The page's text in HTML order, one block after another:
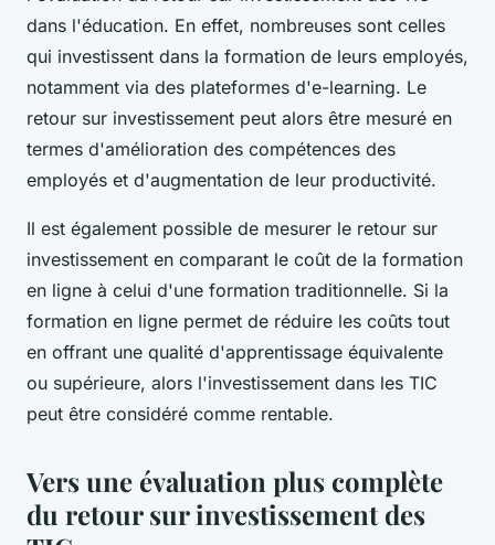
dans l'éducation. En effet, nombreuses sont celles
qui investissent dans la formation de leurs employés,
notamment via des plateformes d'e-learning. Le
retour sur investissement peut alors être mesuré en
termes d'amélioration des compétences des
employés et d'augmentation de leur productivité.
Il est également possible de mesurer le retour sur
investissement en comparant le coût de la formation
en ligne à celui d'une formation traditionnelle. Si la
formation en ligne permet de réduire les coûts tout
en offrant une qualité d'apprentissage équivalente
ou supérieure, alors l'investissement dans les TIC
peut être considéré comme rentable.
Vers une évaluation plus complète
du retour sur investissement des